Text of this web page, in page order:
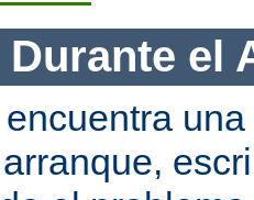
el